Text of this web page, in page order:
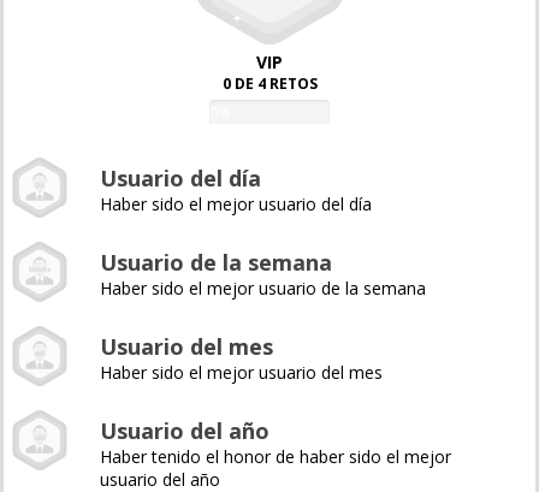
VIP
0 DE 4 RETOS
Usuario del día
Haber sido el mejor usuario del día
Usuario de la semana
Haber sido el mejor usuario de la semana
Usuario del mes
Haber sido el mejor usuario del mes
Usuario del año
Haber tenido el honor de haber sido el mejor
usuario del año